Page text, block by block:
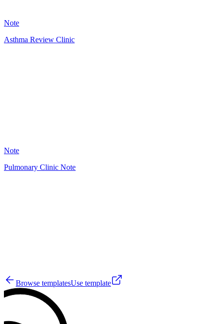
Note
Asthma Review Clinic
Note
Pulmonary Clinic Note
Browse templatesUse template